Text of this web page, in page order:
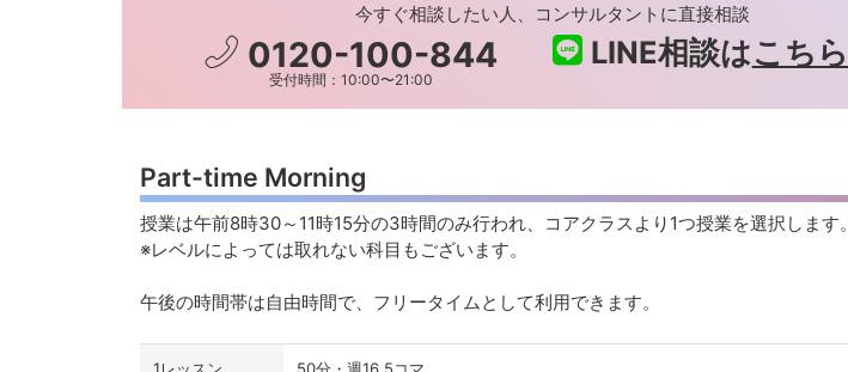
今すぐ相談したい人、コンサルタントに直接相談
0120-100-844
受付時間：10:00〜21:00
LINE相談はこちら
Part-time Morning
授業は午前8時30～11時15分の3時間のみ行われ、コアクラスより1つ授業を選択します。
※レベルによっては取れない科目もございます。
午後の時間帯は自由時間で、フリータイムとして利用できます。
1レッスン 50分・週16.5コマ